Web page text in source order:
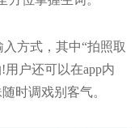
方式，其中“拍照取
户还可以在app内
时调戏别客气。